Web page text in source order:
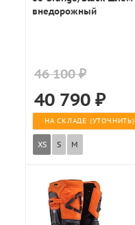
внедорожный
46 100 ₽
40 790₽
НА СКЛАДЕ (УТОЧНИТЬ)
XS S M